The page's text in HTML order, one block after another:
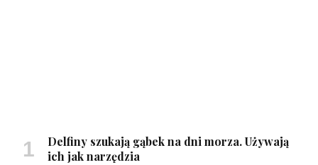
Delfiny szukają gąbek na dni morza. Używają
ich jak narzędzia